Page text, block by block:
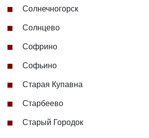
Солнечногорск
Солнцево
Софрино
Софьино
Старая Купавна
Старбеево
Старый Городок